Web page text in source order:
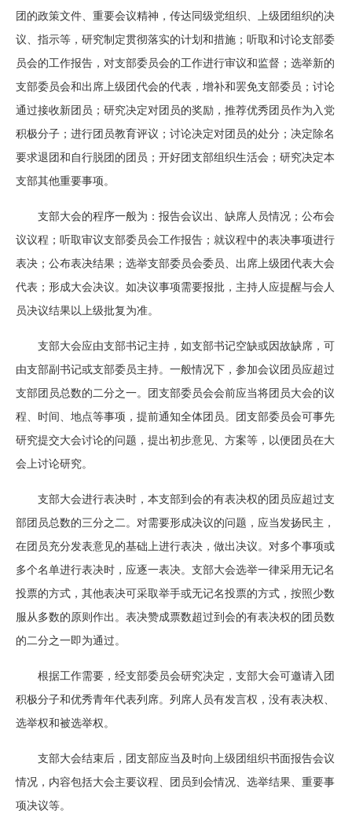
团的政策文件、重要会议精神，传达同级党组织、上级团组织的决
议、指示等，研究制定贯彻落实的计划和措施；听取和讨论支部委
员会的工作报告，对支部委员会的工作进行审议和监督；选举新的
支部委员会和出席上级团代会的代表，增补和罢免支部委员；讨论
通过接收新团员；研究决定对团员的奖励，推荐优秀团员作为入党
积极分子；进行团员教育评议；讨论决定对团员的处分；决定除名
要求退团和自行脱团的团员；开好团支部组织生活会；研究决定本
支部其他重要事项。
支部大会的程序一般为：报告会议出、缺席人员情况；公布会
议议程；听取审议支部委员会工作报告；就议程中的表决事项进行
表决；公布表决结果；选举支部委员会委员、出席上级团代表大会
代表；形成大会决议。如决议事项需要报批，主持人应提醒与会人
员决议结果以上级批复为准。
支部大会应由支部书记主持，如支部书记空缺或因故缺席，可
由支部副书记或支部委员主持。一般情况下，参加会议团员应超过
支部团员总数的二分之一。团支部委员会会前应当将团员大会的议
程、时间、地点等事项，提前通知全体团员。团支部委员会可事先
研究提交大会讨论的问题，提出初步意见、方案等，以便团员在大
会上讨论研究。
支部大会进行表决时，本支部到会的有表决权的团员应超过支
部团员总数的三分之二。对需要形成决议的问题，应当发扬民主，
在团员充分发表意见的基础上进行表决，做出决议。对多个事项或
多个名单进行表决时，应逐一表决。支部大会选举一律采用无记名
投票的方式，其他表决可采取举手或无记名投票的方式，按照少数
服从多数的原则作出。表决赞成票数超过到会的有表决权的团员数
的二分之一即为通过。
根据工作需要，经支部委员会研究决定，支部大会可邀请入团
积极分子和优秀青年代表列席。列席人员有发言权，没有表决权、
选举权和被选举权。
支部大会结束后，团支部应当及时向上级团组织书面报告会议
情况，内容包括大会主要议程、团员到会情况、选举结果、重要事
项决议等。